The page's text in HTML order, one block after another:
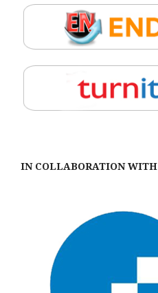
IN COLLABORATION WITH